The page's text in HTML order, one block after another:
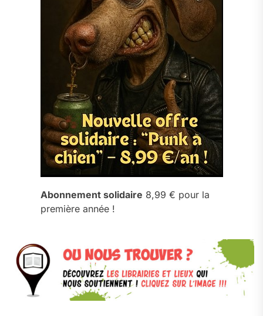
Abonnement solidaire 8,99 € pour la
première année !